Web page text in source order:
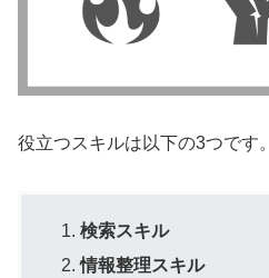
役立つスキルは以下の3つです。
検索スキル
情報整理スキル